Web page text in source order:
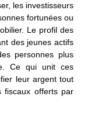
les investisseurs
fortunées ou
Le profil des
des jeunes actifs
personnes plus
Ce qui unit ces
leur argent tout
fiscaux offerts par